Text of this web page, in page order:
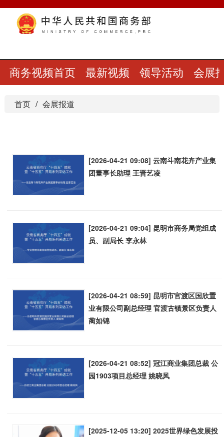
商务视频首页 最新视频 领导活动 会展
首页 会展报道
[2026-04-21 09:08] 云南斗南花卉产业集
团董事长助理 王晋艺凌
[2026-04-21 09:04] 昆明市商务局党组成
员、副局长 李永林
[2026-04-21 08:59] 昆明市官渡区国欣置
业有限公司副总经理 官渡古镇景区负责人
蔺如锦
[2026-04-21 08:52] 冠江商业集团总裁 公
园1903项目总经理 姚晓凤
[2025-12-05 13:20] 2025世界绿色发展投